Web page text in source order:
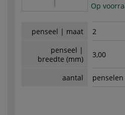
Op
penseel | maat
2
penseel |
breedte (mm)
3,00
aantal penselen